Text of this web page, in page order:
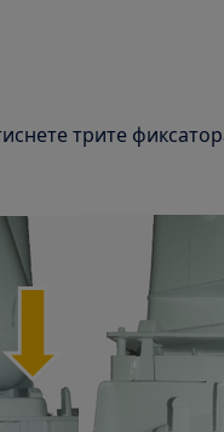
трите